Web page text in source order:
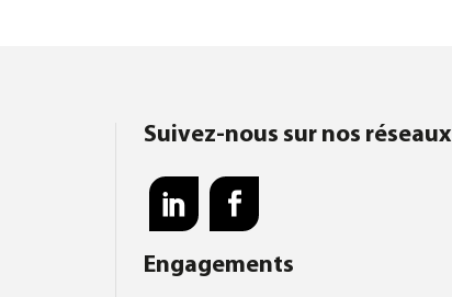
Suivez-nous sur nos réseaux
Engagements